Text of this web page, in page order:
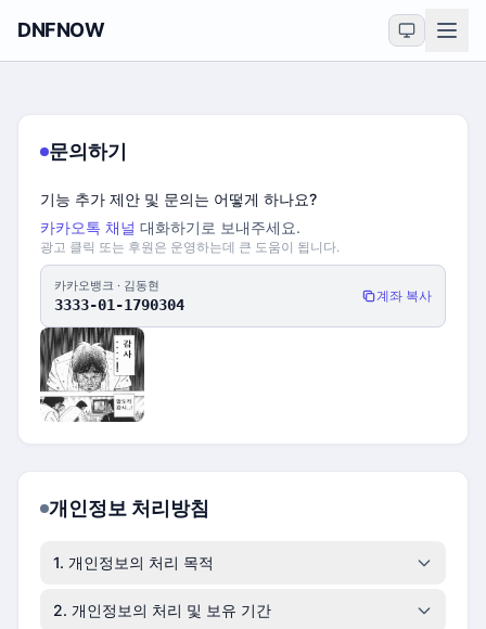
DNFNOW
문의하기
기능 추가 제안 및 문의는 어떻게 하나요?
카카오톡 채널 대화하기로 보내주세요.
광고 클릭 또는 후원은 운영하는데 큰 도움이 됩니다.
카카오뱅크 · 김동현
3333-01-1790304
계좌 복사
개인정보 처리방침
1. 개인정보의 처리 목적
2. 개인정보의 처리 및 보유 기간